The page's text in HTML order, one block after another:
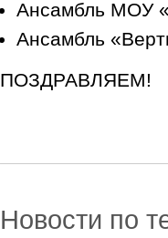
Ансамбль МОУ
Ансамбль
ПОЗДРАВЛЯЕМ!
Новости по